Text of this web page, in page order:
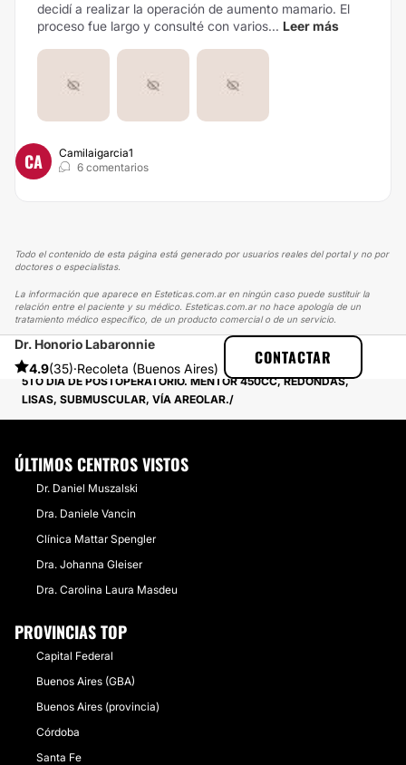
decidí a realizar la operación de aumento mamario. El
proceso fue largo y consulté con varios... Leer más
CA
Camilaigarcia1
6 comentarios
Todo el contenido de esta página está generado por usuarios reales del portal y no por
doctores o especialistas.
La información que aparece en Esteticas.com.ar en ningún caso puede sustituir la
relación entre el paciente y su médico. Esteticas.com.ar no hace apología de un
tratamiento médico específico, de un producto comercial o de un servicio.
Dr. Honorio Labaronnie
4.9(35)·Recoleta (Buenos Aires)
CONTACTAR
ESTETICAS
EXPERIENCIAS
EXPERIENCIAS SOBRE AUMENTO MAMAS
5TO DÍA DE POSTOPERATORIO. MENTOR 450CC, REDONDAS,
LISAS, SUBMUSCULAR, VÍA AREOLAR.
ÚLTIMOS CENTROS VISTOS
Dr. Daniel Muszalski
Dra. Daniele Vancin
Clínica Mattar Spengler
Dra. Johanna Gleiser
Dra. Carolina Laura Masdeu
PROVINCIAS TOP
Capital Federal
Buenos Aires (GBA)
Buenos Aires (provincia)
Córdoba
Santa Fe